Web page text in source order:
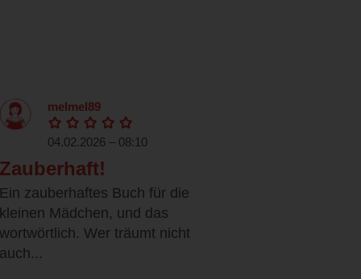
melmel89
04.02.2026 – 08:10
Zauberhaft!
Ein zauberhaftes Buch für die
kleinen Mädchen, und das
wortwörtlich. Wer träumt nicht
auch...